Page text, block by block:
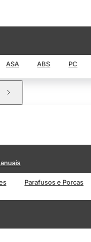
ASA ABS PC
Parafusos e Porcas